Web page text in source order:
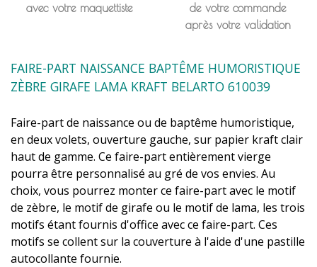
avec votre maquettiste
de votre commande
après votre validation
FAIRE-PART NAISSANCE BAPTÊME HUMORISTIQUE
ZÈBRE GIRAFE LAMA KRAFT BELARTO 610039
Faire-part de naissance ou de baptême humoristique,
en deux volets, ouverture gauche, sur papier kraft clair
haut de gamme. Ce faire-part entièrement vierge
pourra être personnalisé au gré de vos envies. Au
choix, vous pourrez monter ce faire-part avec le motif
de zèbre, le motif de girafe ou le motif de lama, les trois
motifs étant fournis d'office avec ce faire-part. Ces
motifs se collent sur la couverture à l'aide d'une pastille
autocollante fournie.